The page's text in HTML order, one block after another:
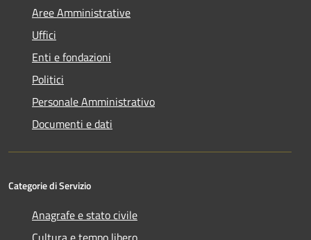
Aree Amministrative
Uffici
Enti e fondazioni
Politici
Personale Amministrativo
Documenti e dati
Categorie di Servizio
Anagrafe e stato civile